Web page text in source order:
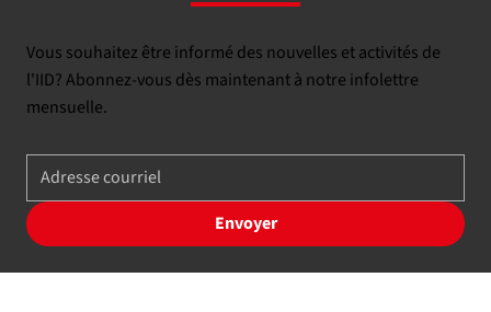
Vous souhaitez être informé des nouvelles et activités de
l'IID? Abonnez-vous dès maintenant à notre infolettre
mensuelle.
Envoyer